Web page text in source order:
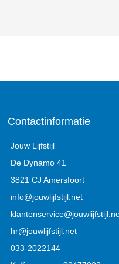
Contactinformatie
Jouw Lijfstijl
De Dynamo 41
3821 CJ Amersfoort
info@jouwlijfstijl.net
hr@jouwlijfstijl.net
033-2022144